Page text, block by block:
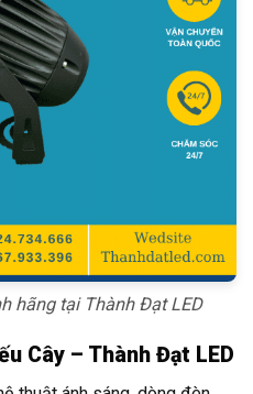
hãng tại Thành Đạt LED
Cây – Thành Đạt LED